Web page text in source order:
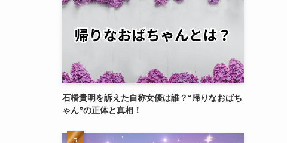
石橋貴明を訴えた自称女優は誰？“帰りなおばち
ゃん”の正体と真相！